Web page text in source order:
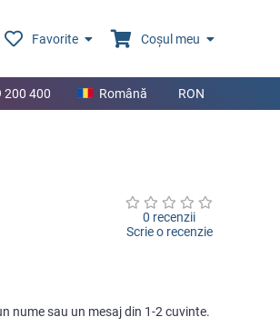
Favorite Coșul meu
200 400 Română RON
0 recenzii
Scrie o recenzie
nume sau un mesaj din 1-2 cuvinte.